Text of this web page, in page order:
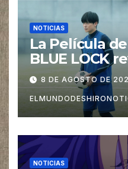
NOTICIAS
La Película
BLUE LOCK
especial con
interpretado
8 DE AGOSTO DE
NOTICIAS